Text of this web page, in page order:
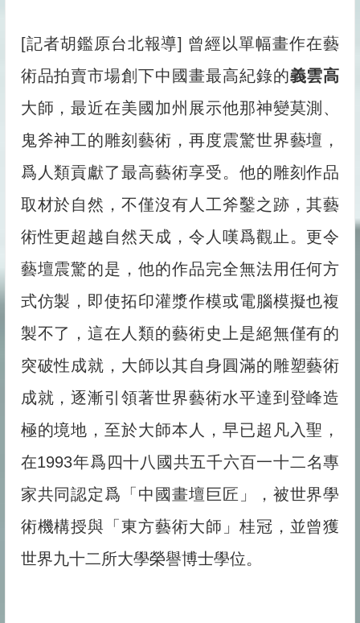
[記者胡鑑原台北報導] 曾經以單幅畫作在藝
術品拍賣市場創下中國畫最高紀錄的義雲高
大師，最近在美國加州展示他那神變莫測、
鬼斧神工的雕刻藝術，再度震驚世界藝壇，
爲人類貢獻了最高藝術享受。他的雕刻作品
取材於自然，不僅沒有人工斧鑿之跡，其藝
術性更超越自然天成，令人嘆爲觀止。更令
藝壇震驚的是，他的作品完全無法用任何方
式仿製，即使拓印灌漿作模或電腦模擬也複
製不了，這在人類的藝術史上是絕無僅有的
突破性成就，大師以其自身圓滿的雕塑藝術
成就，逐漸引領著世界藝術水平達到登峰造
極的境地，至於大師本人，早已超凡入聖，
在1993年爲四十八國共五千六百一十二名專
家共同認定爲「中國畫壇巨匠」，被世界學
術機構授與「東方藝術大師」桂冠，並曾獲
世界九十二所大學榮譽博士學位。